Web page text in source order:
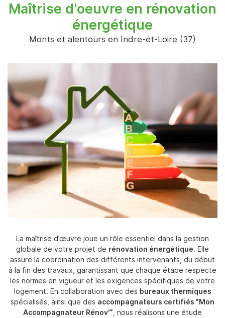
En cochant cette case, vous consentez à recevoir nos propositions
commerciales à l'adresse email indiqué ci-dessus. Vous pouvez vous
désinscrire à tout moment en utilisant le formulaire de désinscription.
Inscription
Maîtrise d'oeuvre en rénovation
énergétique
Monts et alentours en Indre-et-Loire (37)
La maîtrise d’œuvre joue un rôle essentiel dans la gestion
globale de votre projet de rénovation énergétique. Elle
assure la coordination des différents intervenants, du début
à la fin des travaux, garantissant que chaque étape respecte
les normes en vigueur et les exigences spécifiques de votre
logement. En collaboration avec des bureaux thermiques
spécialisés, ainsi que des accompagnateurs certifiés "Mon
Accompagnateur Rénov'” , nous réalisons une étude